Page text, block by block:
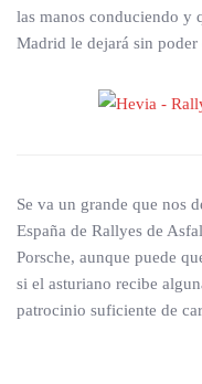
las manos conduciendo y
Madrid le dejará sin poder
Se va un grande que nos
España de Rallyes de
Porsche, aunque puede
si el asturiano recibe
patrocinio suficiente de